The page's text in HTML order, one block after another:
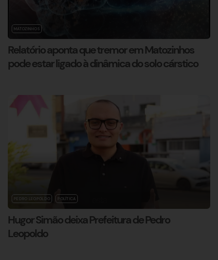
MATOZINHOS
Relatório aponta que tremor em Matozinhos
pode estar ligado à dinâmica do solo cárstico
PEDRO LEOPOLDO POLÍTICA
Hugor Simão deixa Prefeitura de Pedro
Leopoldo